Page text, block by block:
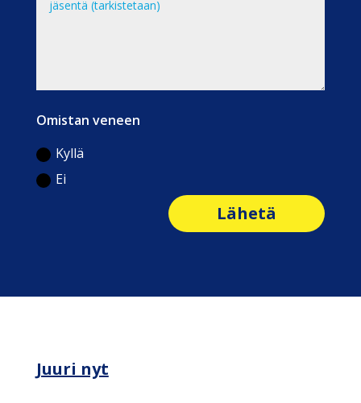
Omistan veneen
Kyllä
Ei
Lähetä
Juuri nyt